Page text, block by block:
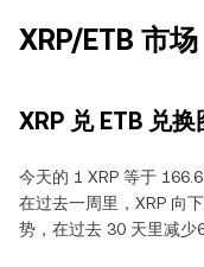
XRP/ETB 市场
XRP 兑 ETB 兑换
今天的 1 XRP 等于
在过去一周里，XRP 向
势，在过去 30 天里减少